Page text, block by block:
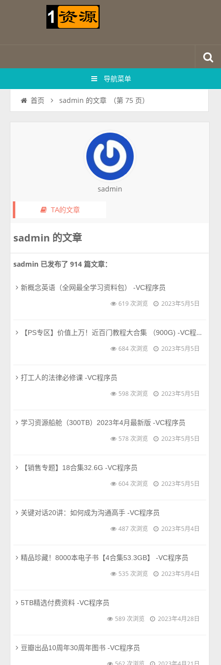
导航菜单
首页 sadmin 的文章 （第 75 页）
sadmin
TA的文章
sadmin 的文章
sadmin 已发布了 914 篇文章：
新概念英语（全网最全学习资料包） -VC程序员
619 次浏览 2023年5月5日
【PS专区】价值上万！近百门教程大合集 （900G) -VC程序员
684 次浏览 2023年5月5日
打工人的法律必修课 -VC程序员
598 次浏览 2023年5月5日
学习资源船舱（300TB）2023年4月最新版 -VC程序员
578 次浏览 2023年5月5日
【销售专题】18合集32.6G -VC程序员
604 次浏览 2023年5月5日
关键对话20讲：如何成为沟通高手 -VC程序员
487 次浏览 2023年5月4日
精品珍藏！8000本电子书【4合集53.3GB】 -VC程序员
535 次浏览 2023年5月4日
5TB精选付费资料 -VC程序员
589 次浏览 2023年4月28日
豆瓣出品10周年30周年图书 -VC程序员